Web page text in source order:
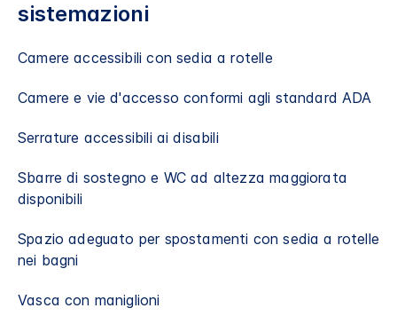
sistemazioni
Camere accessibili con sedia a rotelle
Camere e vie d'accesso conformi agli standard ADA
Serrature accessibili ai disabili
Sbarre di sostegno e WC ad altezza maggiorata
disponibili
Spazio adeguato per spostamenti con sedia a rotelle
nei bagni
Vasca con maniglioni